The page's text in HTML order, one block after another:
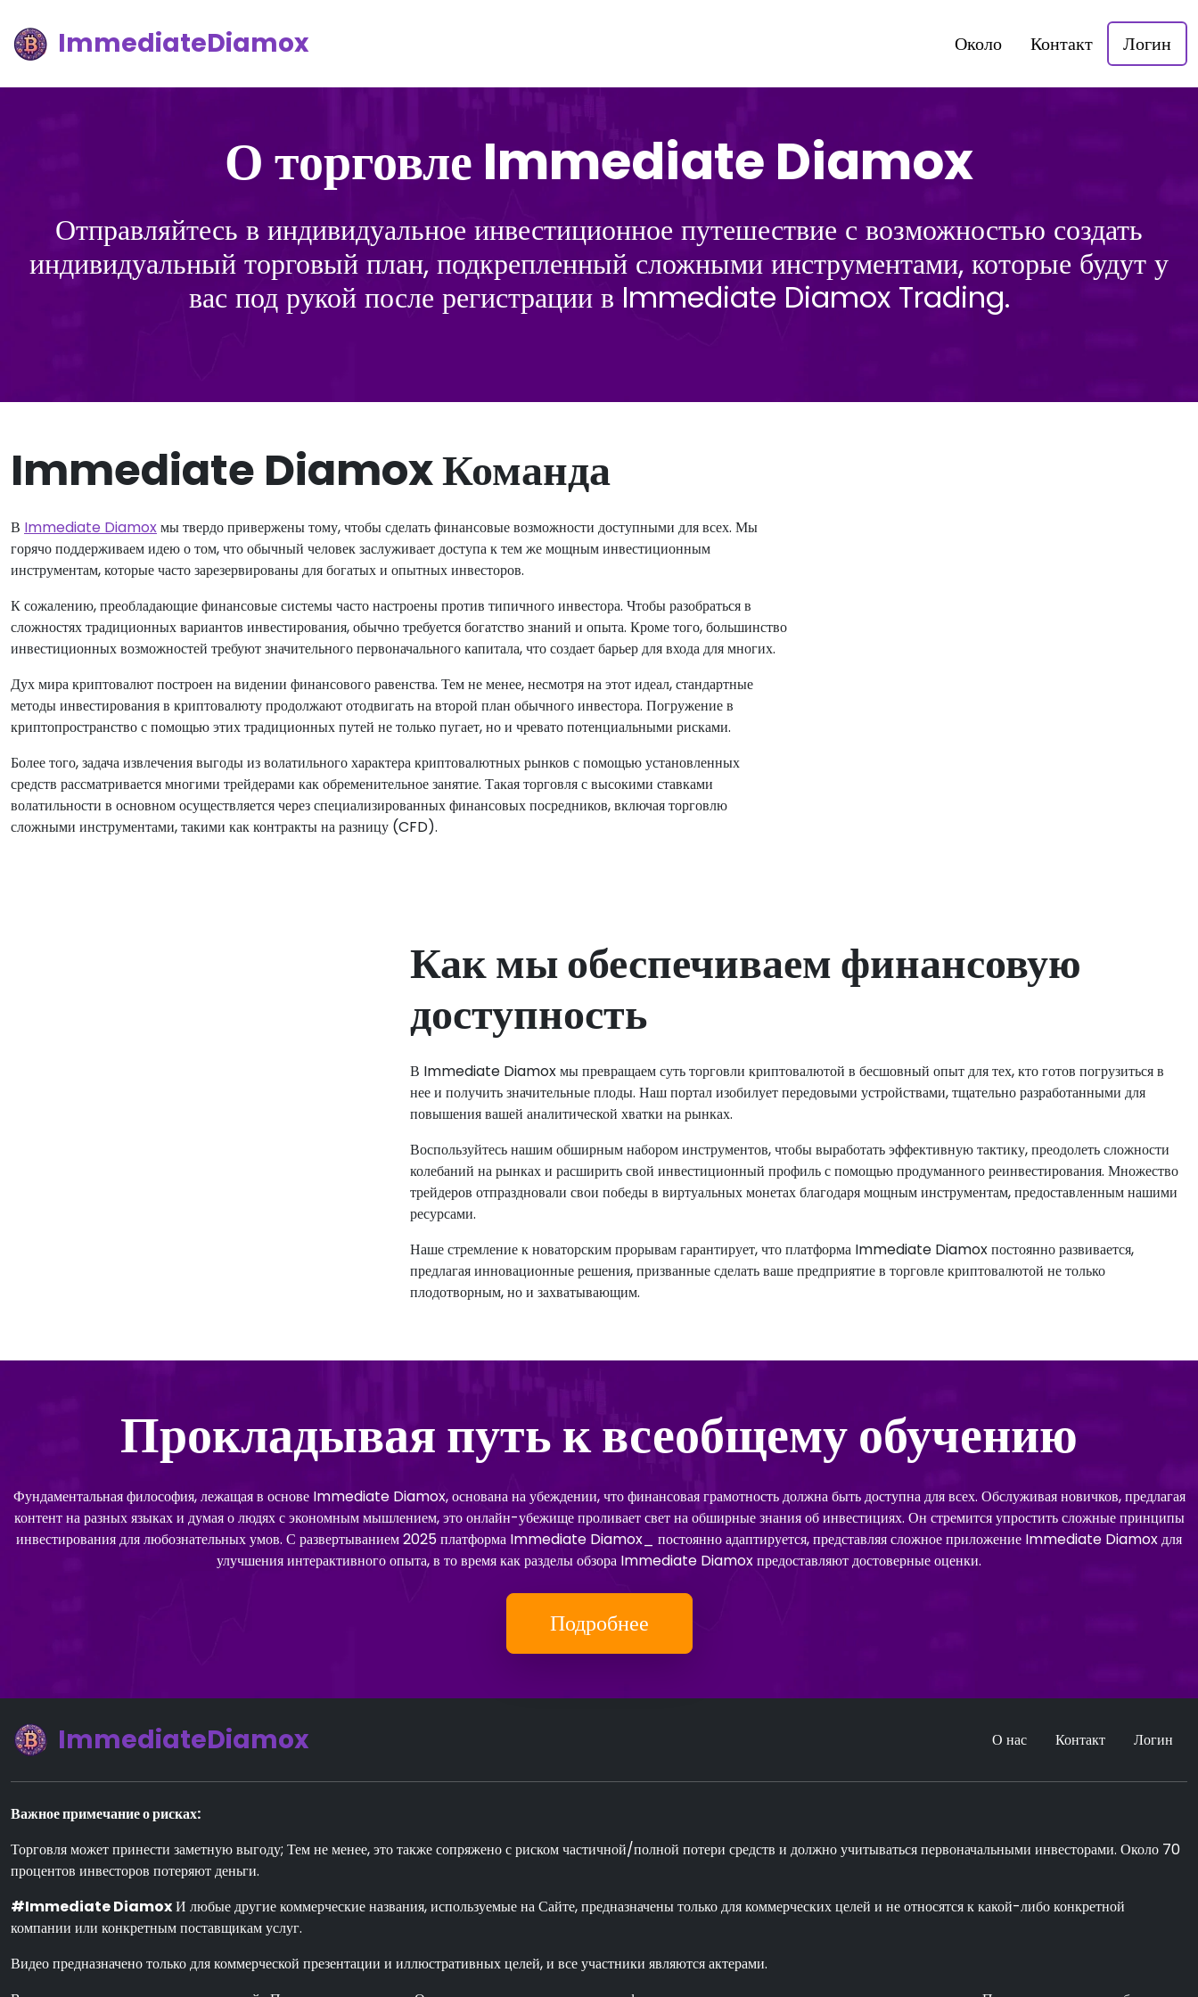
ImmediateDiamox Около Контакт Логин
О торговле Immediate Diamox
Отправляйтесь в индивидуальное инвестиционное путешествие с возможностью создать
индивидуальный торговый план, подкрепленный сложными инструментами, которые будут у
вас под рукой после регистрации в Immediate Diamox Trading.
Immediate Diamox Команда
В Immediate Diamoxмы твердо привержены тому, чтобы сделать финансовые возможности доступными для всех. Мы
горячо поддерживаем идею о том, что обычный человек заслуживает доступа к тем же мощным инвестиционным
инструментам, которые часто зарезервированы для богатых и опытных инвесторов.
К сожалению, преобладающие финансовые системы часто настроены против типичного инвестора. Чтобы разобраться в
сложностях традиционных вариантов инвестирования, обычно требуется богатство знаний и опыта. Кроме того, большинство
инвестиционных возможностей требуют значительного первоначального капитала, что создает барьер для входа для многих.
Дух мира криптовалют построен на видении финансового равенства. Тем не менее, несмотря на этот идеал, стандартные
методы инвестирования в криптовалюту продолжают отодвигать на второй план обычного инвестора. Погружение в
криптопространство с помощью этих традиционных путей не только пугает, но и чревато потенциальными рисками.
Более того, задача извлечения выгоды из волатильного характера криптовалютных рынков с помощью установленных
средств рассматривается многими трейдерами как обременительное занятие. Такая торговля с высокими ставками
волатильности в основном осуществляется через специализированных финансовых посредников, включая торговлю
сложными инструментами, такими как контракты на разницу (CFD).
Как мы обеспечиваем финансовую
доступность
В Immediate Diamox мы превращаем суть торговли криптовалютой в бесшовный опыт для тех, кто готов погрузиться в
нее и получить значительные плоды. Наш портал изобилует передовыми устройствами, тщательно разработанными для
повышения вашей аналитической хватки на рынках.
Воспользуйтесь нашим обширным набором инструментов, чтобы выработать эффективную тактику, преодолеть сложности
колебаний на рынках и расширить свой инвестиционный профиль с помощью продуманного реинвестирования. Множество
трейдеров отпраздновали свои победы в виртуальных монетах благодаря мощным инструментам, предоставленным нашими
ресурсами.
Наше стремление к новаторским прорывам гарантирует, что платформа Immediate Diamox постоянно развивается,
предлагая инновационные решения, призванные сделать ваше предприятие в торговле криптовалютой не только
плодотворным, но и захватывающим.
Прокладывая путь к всеобщему обучению
Фундаментальная философия, лежащая в основе Immediate Diamox, основана на убеждении, что финансовая грамотность должна быть доступна для всех. Обслуживая новичков, предлагая
контент на разных языках и думая о людях с экономным мышлением, это онлайн-убежище проливает свет на обширные знания об инвестициях. Он стремится упростить сложные принципы
инвестирования для любознательных умов. С развертыванием 2025 платформа Immediate Diamox_ постоянно адаптируется, представляя сложное приложение Immediate Diamox для
улучшения интерактивного опыта, в то время как разделы обзора Immediate Diamox предоставляют достоверные оценки.
Подробнее
ImmediateDiamox О нас Контакт Логин
Важное примечание о рисках:
Торговля может принести заметную выгоду; Тем не менее, это также сопряжено с риском частичной/полной потери средств и должно учитываться первоначальными инвесторами. Около 70
процентов инвесторов потеряют деньги.
#Immediate DiamoxИ любые другие коммерческие названия, используемые на Сайте, предназначены только для коммерческих целей и не относятся к какой-либо конкретной
компании или конкретным поставщикам услуг.
Видео предназначено только для коммерческой презентации и иллюстративных целей, и все участники являются актерами.